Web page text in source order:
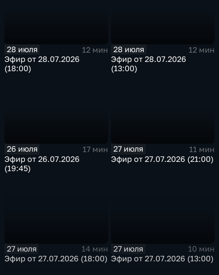
28 июля
12 мин
Эфир от 28.07.2026
(18:00)
28 июля
12 мин
Эфир от 28.07.2026
(13:00)
26 июля
17 мин
Эфир от 26.07.2026
(19:45)
27 июля
11 мин
Эфир от 27.07.2026 (21:00)
27 июля
14 мин
Эфир от 27.07.2026 (18:00)
27 июля
10 мин
Эфир от 27.07.2026 (13:00)